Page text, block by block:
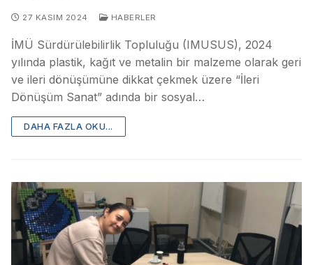
27 KASIM 2024 HABERLER
İMÜ Sürdürülebilirlik Topluluğu (IMUSUS), 2024
yılında plastik, kağıt ve metalin bir malzeme olarak geri
ve ileri dönüşümüne dikkat çekmek üzere “İleri
Dönüşüm Sanat” adında bir sosyal…
DAHA FAZLA OKU...